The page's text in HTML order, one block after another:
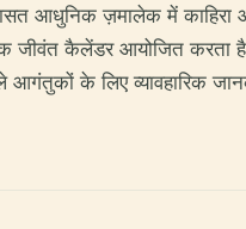
आधुनिक ज़मालेक में
जीवंत कैलेंडर आयोजित करता
के लिए व्यावहारिक